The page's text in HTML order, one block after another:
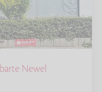
Newel